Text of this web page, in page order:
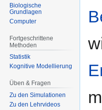
Biologische
Grundlagen
Computer
Fortgeschrittene
Methoden
Statistik
Kognitive Modellierung
Üben & Fragen
Zu den Simulationen
Zu den Lehrvideos